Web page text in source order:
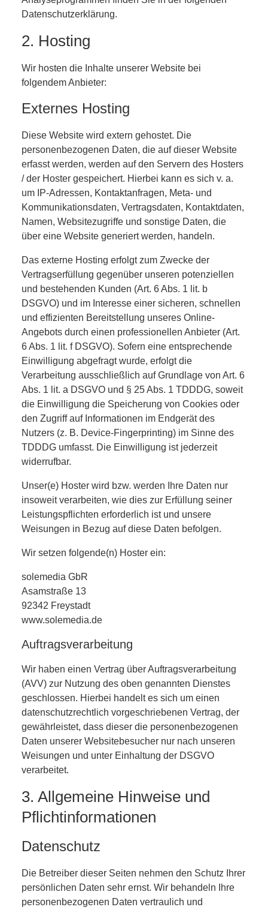
Datenschutzerklärung.
2. Hosting
Wir hosten die Inhalte unserer Website bei
folgendem Anbieter:
Externes Hosting
Diese Website wird extern gehostet. Die
personenbezogenen Daten, die auf dieser Website
erfasst werden, werden auf den Servern des Hosters
/ der Hoster gespeichert. Hierbei kann es sich v. a.
um IP-Adressen, Kontaktanfragen, Meta- und
Kommunikationsdaten, Vertragsdaten, Kontaktdaten,
Namen, Websitezugriffe und sonstige Daten, die
über eine Website generiert werden, handeln.
Das externe Hosting erfolgt zum Zwecke der
Vertragserfüllung gegenüber unseren potenziellen
und bestehenden Kunden (Art. 6 Abs. 1 lit. b
DSGVO) und im Interesse einer sicheren, schnellen
und effizienten Bereitstellung unseres Online-
Angebots durch einen professionellen Anbieter (Art.
6 Abs. 1 lit. f DSGVO). Sofern eine entsprechende
Einwilligung abgefragt wurde, erfolgt die
Verarbeitung ausschließlich auf Grundlage von Art. 6
Abs. 1 lit. a DSGVO und § 25 Abs. 1 TDDDG, soweit
die Einwilligung die Speicherung von Cookies oder
den Zugriff auf Informationen im Endgerät des
Nutzers (z. B. Device-Fingerprinting) im Sinne des
TDDDG umfasst. Die Einwilligung ist jederzeit
widerrufbar.
Unser(e) Hoster wird bzw. werden Ihre Daten nur
insoweit verarbeiten, wie dies zur Erfüllung seiner
Leistungspflichten erforderlich ist und unsere
Weisungen in Bezug auf diese Daten befolgen.
Wir setzen folgende(n) Hoster ein:
solemedia GbR
Asamstraße 13
92342 Freystadt
www.solemedia.de
Auftragsverarbeitung
Wir haben einen Vertrag über Auftragsverarbeitung
(AVV) zur Nutzung des oben genannten Dienstes
geschlossen. Hierbei handelt es sich um einen
datenschutzrechtlich vorgeschriebenen Vertrag, der
gewährleistet, dass dieser die personenbezogenen
Daten unserer Websitebesucher nur nach unseren
Weisungen und unter Einhaltung der DSGVO
verarbeitet.
3. Allgemeine Hinweise und
Pflichtinformationen
Datenschutz
Die Betreiber dieser Seiten nehmen den Schutz Ihrer
persönlichen Daten sehr ernst. Wir behandeln Ihre
personenbezogenen Daten vertraulich und